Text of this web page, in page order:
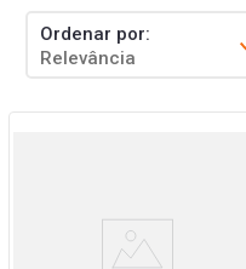
Ordenar por
Relevância